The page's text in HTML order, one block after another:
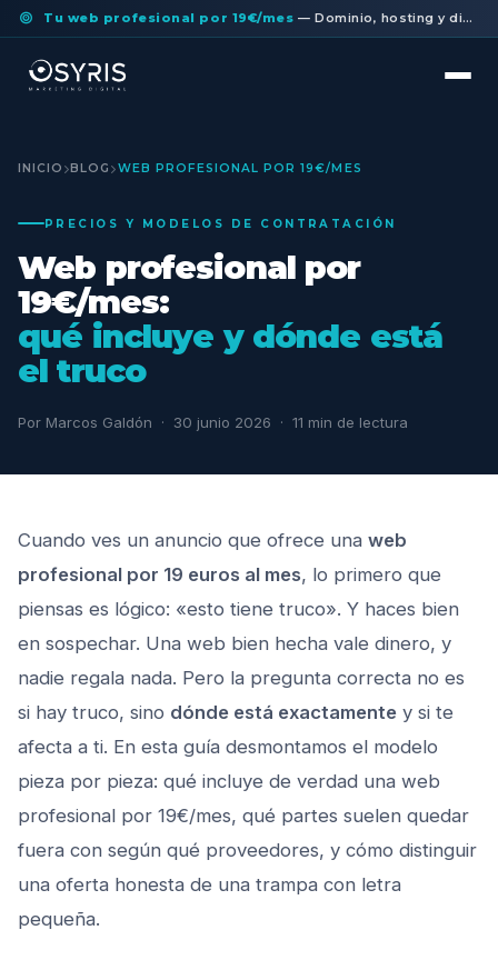
Tu web profesional por 19€/mes — Dominio, hosting y diseño a medida incluidos. Sin permanencia.
INICIO BLOG WEB PROFESIONAL POR 19€/MES
PRECIOS Y MODELOS DE CONTRATACIÓN
Web profesional por
19€/mes:
qué incluye y dónde está
el truco
Por Marcos Galdón · 30 junio 2026 · 11 min de lectura
Cuando ves un anuncio que ofrece una web
profesional por 19 euros al mes, lo primero que
piensas es lógico: «esto tiene truco». Y haces bien
en sospechar. Una web bien hecha vale dinero, y
nadie regala nada. Pero la pregunta correcta no es
si hay truco, sino dónde está exactamente y si te
afecta a ti. En esta guía desmontamos el modelo
pieza por pieza: qué incluye de verdad una web
profesional por 19€/mes, qué partes suelen quedar
fuera con según qué proveedores, y cómo distinguir
una oferta honesta de una trampa con letra
pequeña.